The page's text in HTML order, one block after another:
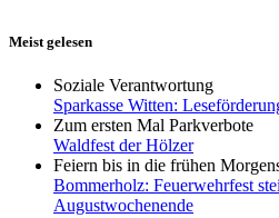
Meist gelesen
Soziale Verantwortung
Sparkasse Witten:
Zum ersten Mal Parkverbote
Waldfest der Hölzer
Feiern bis in die frühen
Bommerholz: Feuerwehrfest
Augustwochenende